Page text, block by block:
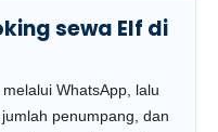
sewa Elf di
WhatsApp, lalu
penumpang, dan